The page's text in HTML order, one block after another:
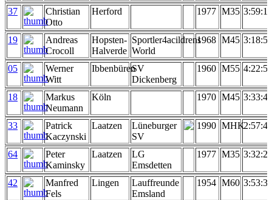
37
Christian
Otto
Herford 1977 M35 3:59:19
19
Andreas
Crocoll
Hopsten-
Halverde
Sportler4acildrens
World
1968 M45 3:18:52
05
Werner
Witt
IbbenbürenSV
Dickenberg
1960 M55 4:22:53
18
Markus
Neumann
Köln 1970 M45 3:33:47
33
Patrick
Kaczynski
Laatzen
Lüneburger
SV
1990 MHK2:57:42
64
Peter
Kaminsky
Laatzen
LG
Emsdetten
1977 M35 3:32:23
42
Manfred
Fels
Lingen
Lauffreunde
Emsland
1954 M60 3:53:36